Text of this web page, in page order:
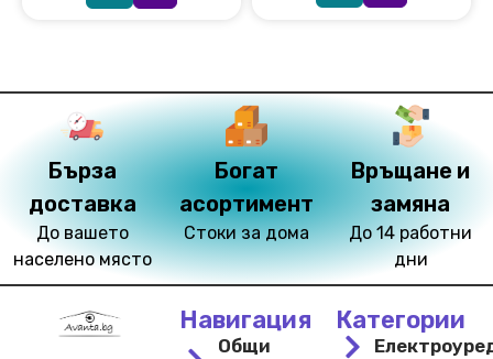
Бърза
доставка
До вашето
населено място
Богат
асортимент
Стоки за дома
Връщане и
замяна
До 14 работни
дни
Навигация
Общи
Категории